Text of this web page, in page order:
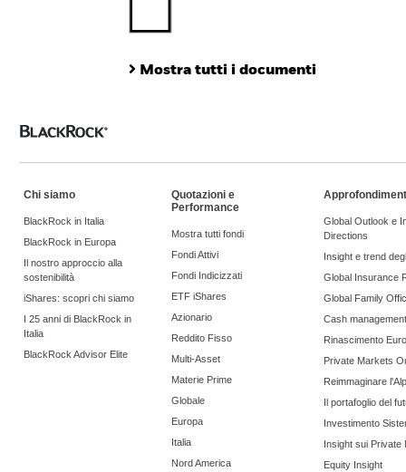
Mostra tutti i documenti
Chi siamo
BlackRock in Italia
BlackRock in Europa
Il nostro approccio alla
sostenibilità
iShares: scopri chi siamo
I 25 anni di BlackRock in
Italia
BlackRock Advisor Elite
Quotazioni e
Performance
Mostra tutti fondi
Fondi Attivi
Fondi Indicizzati
ETF iShares
Azionario
Reddito Fisso
Multi-Asset
Materie Prime
Globale
Europa
Italia
Nord America
Global Outlook e
Directions
Insight e trend
Global Insurance
Global Family
Cash management
Rinascimento
Private Markets
Reimmaginare
Il portafoglio del
Investimento
Insight sui Private
Equity Insight